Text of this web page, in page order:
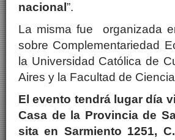
nacional ”.
La misma fue organizada
sobre Complementariedad
la Universidad Católica de
Aires y la Facultad de
El evento tendrá lugar día
Casa de la Provincia de
sita en Sarmiento 1251,